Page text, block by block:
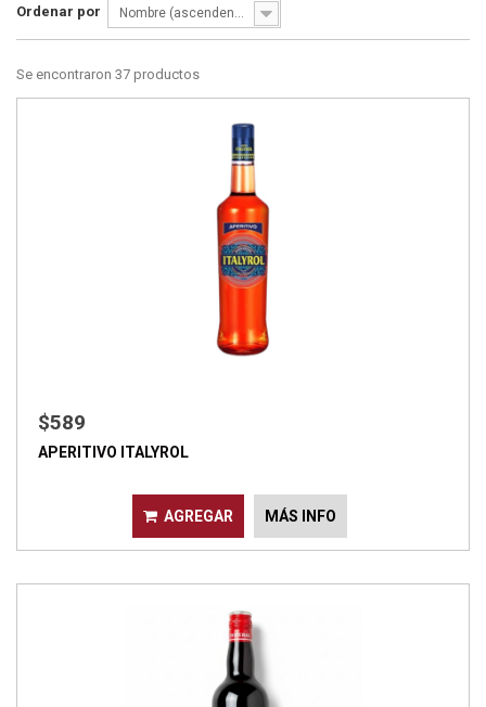
Ordenar por Nombre (ascendente)
Se encontraron 37 productos
$589
APERITIVO ITALYROL
AGREGAR MÁS INFO